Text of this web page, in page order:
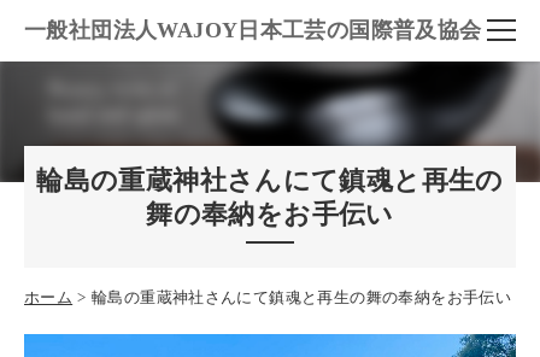
一般社団法人WAJOY日本工芸の国際普及協会
輪島の重蔵神社さんにて鎮魂と再生の
舞の奉納をお手伝い
ホーム 輪島の重蔵神社さんにて鎮魂と再生の舞の奉納をお手伝い